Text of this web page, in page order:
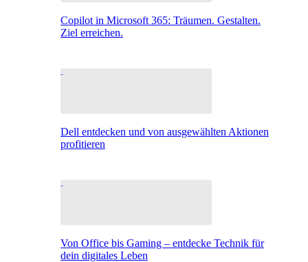
Copilot in Microsoft 365: Träumen. Gestalten.
Ziel erreichen.
Dell entdecken und von ausgewählten Aktionen
profitieren
Von Office bis Gaming – entdecke Technik für
dein digitales Leben